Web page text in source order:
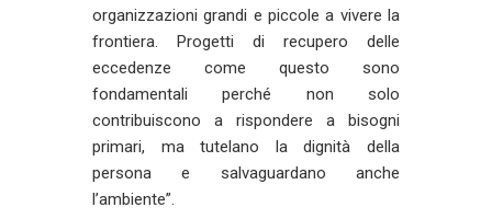
organizzazioni grandi e piccole a vivere la
frontiera. Progetti di recupero delle
eccedenze come questo sono
fondamentali perché non solo
contribuiscono a rispondere a bisogni
primari, ma tutelano la dignità della
persona e salvaguardano anche
l’ambiente”.